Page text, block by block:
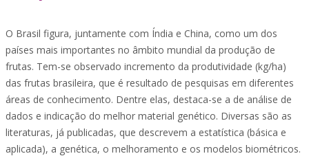
O Brasil figura, juntamente com Índia e China, como um dos
países mais importantes no âmbito mundial da produção de
frutas. Tem-se observado incremento da produtividade (kg/ha)
das frutas brasileira, que é resultado de pesquisas em diferentes
áreas de conhecimento. Dentre elas, destaca-se a de análise de
dados e indicação do melhor material genético. Diversas são as
literaturas, já publicadas, que descrevem a estatística (básica e
aplicada), a genética, o melhoramento e os modelos biométricos.